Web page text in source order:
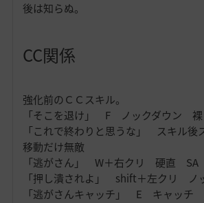
後は知らぬ。
CC関係
強化前のＣＣスキル。
「そこを退け」 F ノックダウン 裸
「これで終わりと思うな」 スキル
移動だけ無敵
「逃がさん」 W＋右クリ 硬直 SA
「押し潰されよ」 shift＋左クリ ノ
「逃がさんキャッチ」 E キャッチ